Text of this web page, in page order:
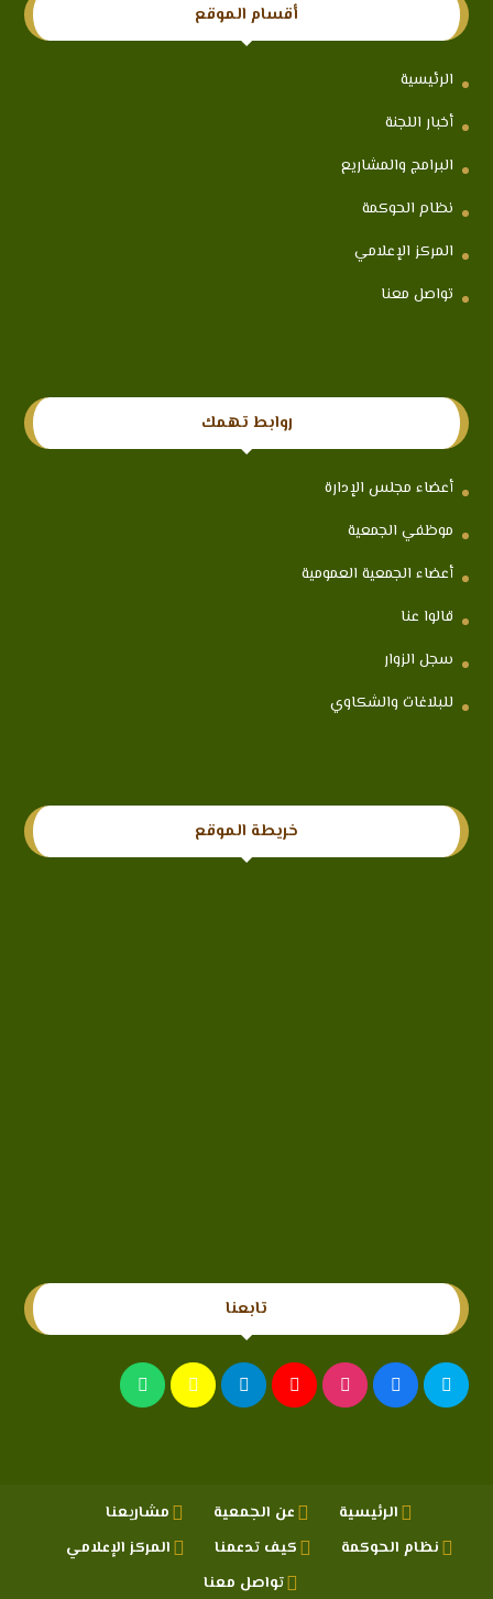
أقسام الموقع
الرئيسية
أخبار اللجنة
البرامج والمشاريع
نظام الحوكمة
المركز الإعلامي
تواصل معنا
روابط تهمك
أعضاء مجلس الإدارة
موظفي الجمعية
أعضاء الجمعية العمومية
قالوا عنا
سجل الزوار
للبلاغات والشكاوي
خريطة الموقع
تابعنا
الرئيسية عن الجمعية
مشاريعنا
نظام الحوكمة
كيف تدعمنا
المركز الإعلامي
تواصل معنا